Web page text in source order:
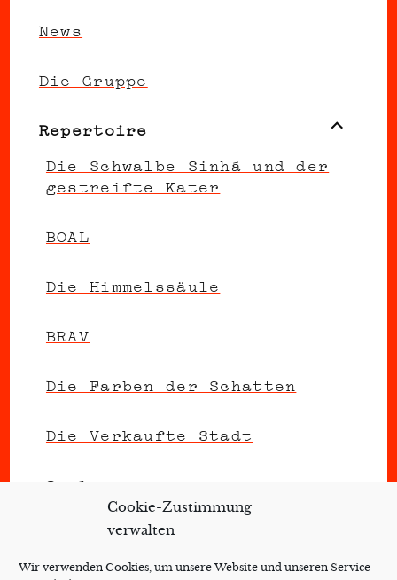
Cookie-Zustimmung
verwalten
Wir verwenden Cookies, um unsere Website und unseren Service
News
Die Gruppe
Repertoire
anzeigen
Die Schwalbe Sinhá und der
gestreifte Kater
BOAL
Die Himmelssäule
BRAV
Die Farben der Schatten
Die Verkaufte Stadt
Daxí